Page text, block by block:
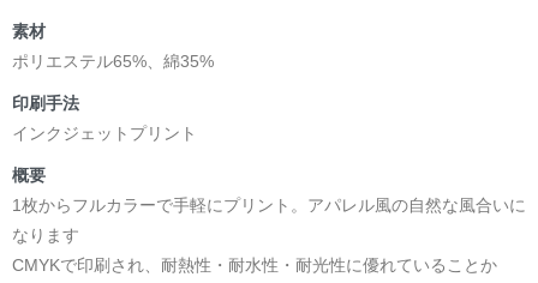
素材
ポリエステル65%、綿35%
印刷手法
インクジェットプリント
概要
1枚からフルカラーで手軽にプリント。アパレル風の自然な風合いに
なります
CMYKで印刷され、耐熱性・耐水性・耐光性に優れていることか